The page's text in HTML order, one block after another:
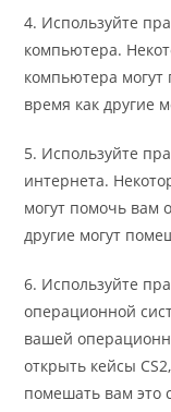
4. Используйте
компьютера.
компьютера могут
время как другие
5. Используйте
интернета.
могут помочь вам
другие могут
6. Используйте
операционной
вашей
открыть кейсы
помешать вам это